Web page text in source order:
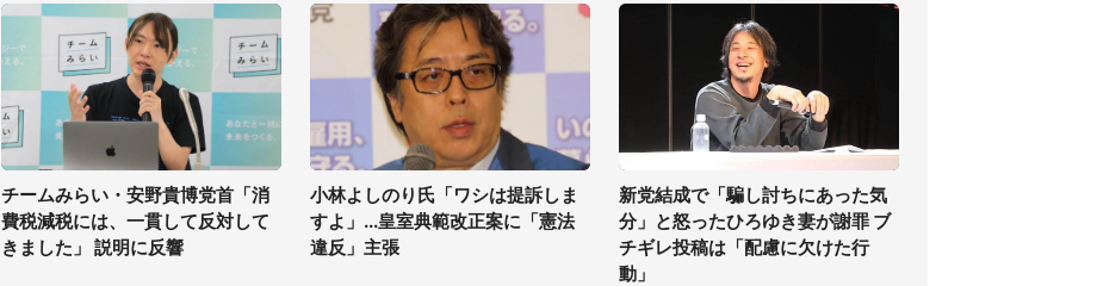
チームみらい・安野貴博党首「消
費税減税には、一貫して反対して
きました」 説明に反響
小林よしのり氏「ワシは提訴しま
すよ」...皇室典範改正案に「憲法
違反」主張
新党結成で「騙し討ちにあった気
分」と怒ったひろゆき妻が謝罪 ブ
チギレ投稿は「配慮に欠けた行
動」